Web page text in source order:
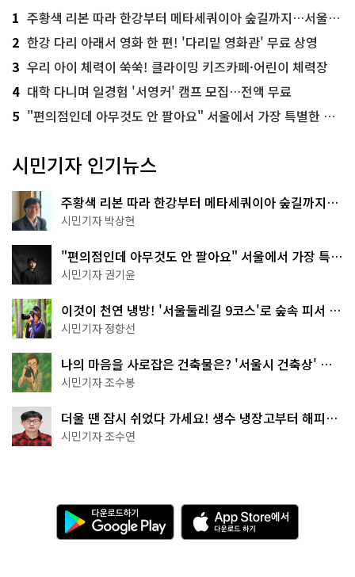
1 주황색 리본 따라 한강부터 메타세쿼이아 숲길까지…서울둘레길 15코스
2 한강 다리 아래서 영화 한 편! '다리밑 영화관' 무료 상영
3 우리 아이 체력이 쑥쑥! 클라이밍 키즈카페·어린이 체력장
4 대학 다니며 일경험 '서영커' 캠프 모집…전액 무료
5 "편의점인데 아무것도 안 팔아요" 서울에서 가장 특별한 편의점의 정체
시민기자 인기뉴스
주황색 리본 따라 한강부터 메타세쿼이아 숲길까지…
서울둘레길 15코스
시민기자 박상현
"편의점인데 아무것도 안 팔아요" 서울에서 가장 특별
한 편의점의 정체
시민기자 권기윤
이것이 천연 냉방! '서울둘레길 9코스'로 숲속 피서 떠
나볼까
시민기자 정향선
나의 마음을 사로잡은 건축물은? '서울시 건축상' 수
상작 공개!
시민기자 조수봉
더울 땐 잠시 쉬었다 가세요! 생수 냉장고부터 해피소
·무더위쉼터까지
시민기자 조수연
다
운
로
A
p
p